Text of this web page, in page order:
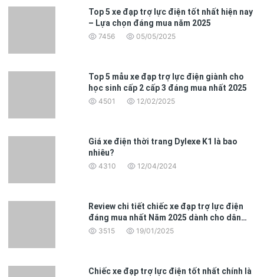
Top 5 xe đạp trợ lực điện tốt nhất hiện nay
– Lựa chọn đáng mua năm 2025
7456 05/05/2025
Top 5 mẫu xe đạp trợ lực điện giành cho
học sinh cấp 2 cấp 3 đáng mua nhất 2025
4501 12/02/2025
Giá xe điện thời trang Dylexe K1 là bao
nhiêu?
4310 12/04/2024
Review chi tiết chiếc xe đạp trợ lực điện
đáng mua nhất Năm 2025 dành cho dân
văn phòng
3515 19/01/2025
Chiếc xe đạp trợ lực điện tốt nhất chính là